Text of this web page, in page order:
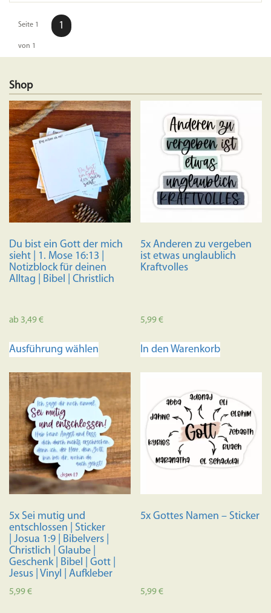
Seite 1
von 1
1
Shop
Du bist ein Gott der mich
sieht | 1. Mose 16:13 |
Notizblock für deinen
Alltag | Bibel | Christlich
ab 3,49€
Ausführung wählen
mehrere
Varianten
auf.
Die
Optionen
können
auf
werden
5x Anderen zu vergeben
ist etwas unglaublich
Kraftvolles
5,99€
In den Warenkorb
5x Sei mutig und
entschlossen | Sticker
| Josua 1:9 | Bibelvers |
Christlich | Glaube |
Geschenk | Bibel | Gott |
Jesus | Vinyl | Aufkleber
5,99€
5x Gottes Namen – Sticker
5,99€